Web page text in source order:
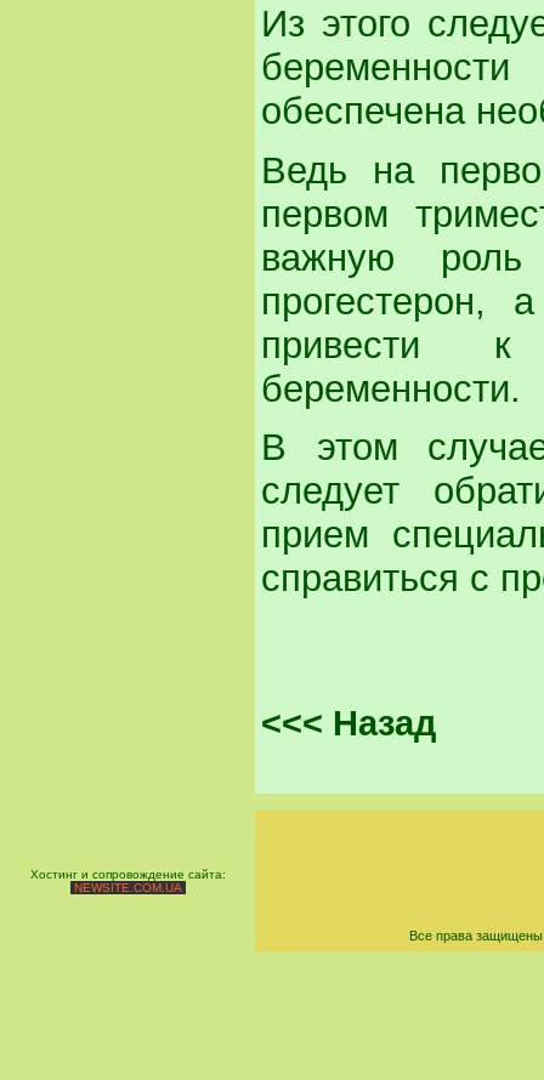
Из этого
обеспечена
Ведь на
первом
важную роль
прогестерон,
привести к
беременности.
В этом
следует
прием
справиться с
<<< Назад
Хостинг и сопровождение сайта:
NEWSITE.COM.UA
Все права